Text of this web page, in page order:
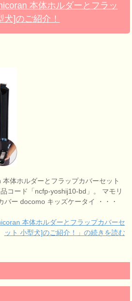
本体ホルダーとフラッ
]のご紹介！
体ホルダーとフラップカバーセット
コード「ncfp-yoshij10-bd」。 マモリ
バー docomo キッズケータイ ・・・
本体ホルダーとフラップカバーセ
ット 小型犬]のご紹介！」の続きを読む